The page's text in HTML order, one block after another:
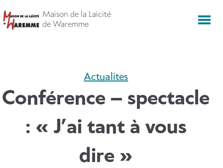
directement
vers
Maison de la Laïcité
de Waremme
Actualites
Conférence – spectacle
: « J’ai tant à vous
dire »